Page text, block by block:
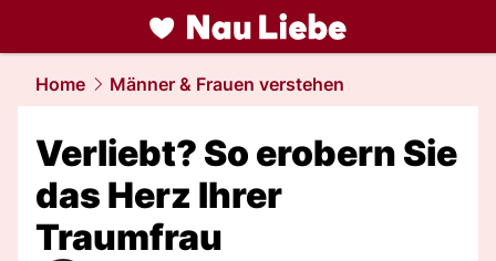
liebe.NAU.ch
Home Männer & Frauen verstehen
Verliebt? So erobern Sie
das Herz Ihrer
Traumfrau